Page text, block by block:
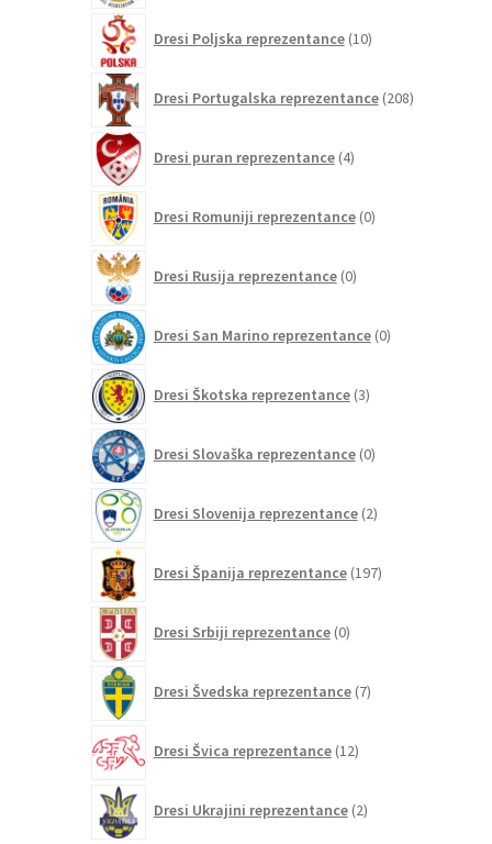
Dresi Poljska reprezentance 10izdelkov
Dresi Portugalska reprezentance 208izdelkov
Dresi puran reprezentance 4izdelki
Dresi Romuniji reprezentance 0izdelkov
Dresi Rusija reprezentance 0izdelkov
Dresi San Marino reprezentance 0izdelkov
Dresi Škotska reprezentance 3izdelki
Dresi Slovaška reprezentance 0izdelkov
Dresi Slovenija reprezentance 2izdelka
Dresi Španija reprezentance 197izdelkov
Dresi Srbiji reprezentance 0izdelkov
Dresi Švedska reprezentance 7izdelkov
Dresi Švica reprezentance 12izdelkov
Dresi Ukrajini reprezentance 2izdelka